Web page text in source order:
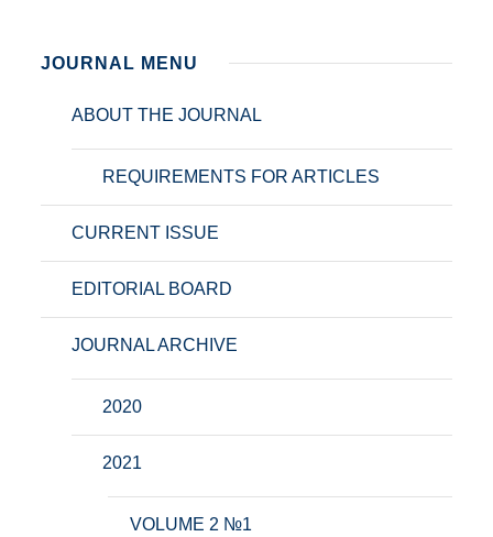
JOURNAL MENU
ABOUT THE JOURNAL
REQUIREMENTS FOR ARTICLES
CURRENT ISSUE
EDITORIAL BOARD
JOURNAL ARCHIVE
2020
2021
VOLUME 2 №1